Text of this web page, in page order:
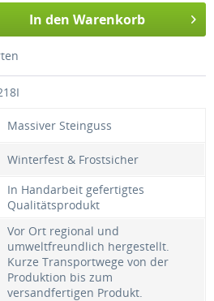
In den Warenkorb
Massiver Steinguss
Winterfest & Frostsicher
In Handarbeit gefertigtes
Qualitätsprodukt
Vor Ort regional und
umweltfreundlich hergestellt.
Kurze Transportwege von der
Produktion bis zum
versandfertigen Produkt.